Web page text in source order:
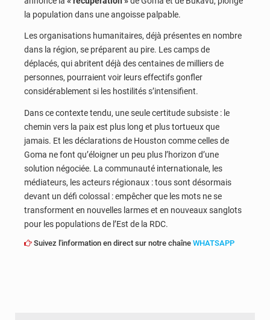
la population dans une angoisse palpable.
Les organisations humanitaires, déjà présentes en nombre
dans la région, se préparent au pire. Les camps de
déplacés, qui abritent déjà des centaines de milliers de
personnes, pourraient voir leurs effectifs gonfler
considérablement si les hostilités s’intensifient.
Dans ce contexte tendu, une seule certitude subsiste : le
chemin vers la paix est plus long et plus tortueux que
jamais. Et les déclarations de Houston comme celles de
Goma ne font qu’éloigner un peu plus l’horizon d’une
solution négociée. La communauté internationale, les
médiateurs, les acteurs régionaux : tous sont désormais
devant un défi colossal : empêcher que les mots ne se
transforment en nouvelles larmes et en nouveaux sanglots
pour les populations de l’Est de la RDC.
Suivez l'information en direct sur notre chaîne WHATSAPP